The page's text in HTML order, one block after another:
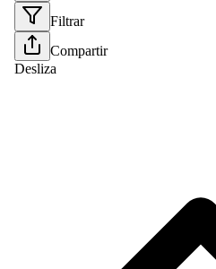
Filtrar
Compartir
Desliza